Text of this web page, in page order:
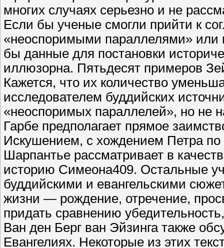
многих случаях серьезно и не
Если бы ученые смогли прийти к
«неоспоримыми параллелями»
бы данные для постановки
иллюзорна. Пятьдесят примеров
Кажется, что их количество
исследователем буддийских
«неоспоримых параллелей», но не
Гарбе предполагает прямое
Искушением, с хождением Петра
Шарпантье рассматривает в
историю Симеона409. Остальные
буддийскими и евангельскими
жизни — рождение, отречение,
придать сравнению
Ван ден Берг ван Эйзинга также
Евангелиях. Некоторые из этих